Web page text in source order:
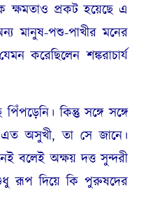
ক্ষমতাও প্রকট হয়েছে এ
মানুষ-পশু-পাখীর মনের
করেছিলেন শঙ্করাচার্য
কিন্তু সঙ্গে সঙ্গে
অসুখী, তা সে জানে।
বলেই অক্ষয় দত্ত সুন্দরী
রূপ দিয়ে কি পুরুষদের